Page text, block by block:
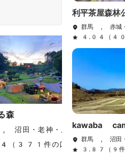
森
沼田・老神・尾瀬
371件の口コミ）
（旧
利平茶屋森林
群馬 , 赤城・
4.04（40件
kawaba
群馬 , 沼田・
3.87（9件の